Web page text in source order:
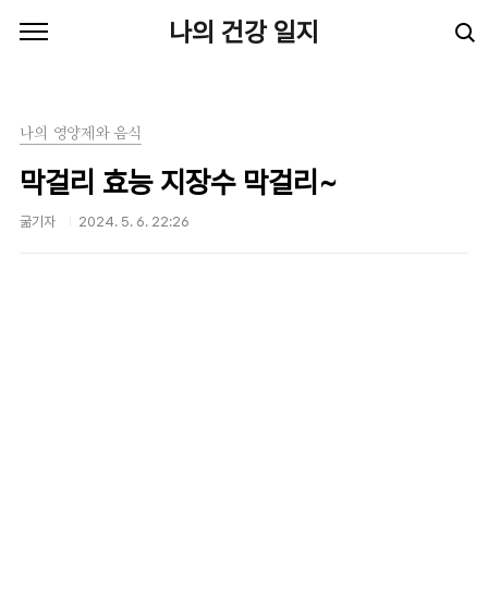
나의 건강 일지
나의 영양제와 음식
막걸리 효능 지장수 막걸리~
굶기자 2024. 5. 6. 22:26